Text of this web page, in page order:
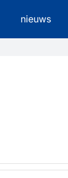
nieuws